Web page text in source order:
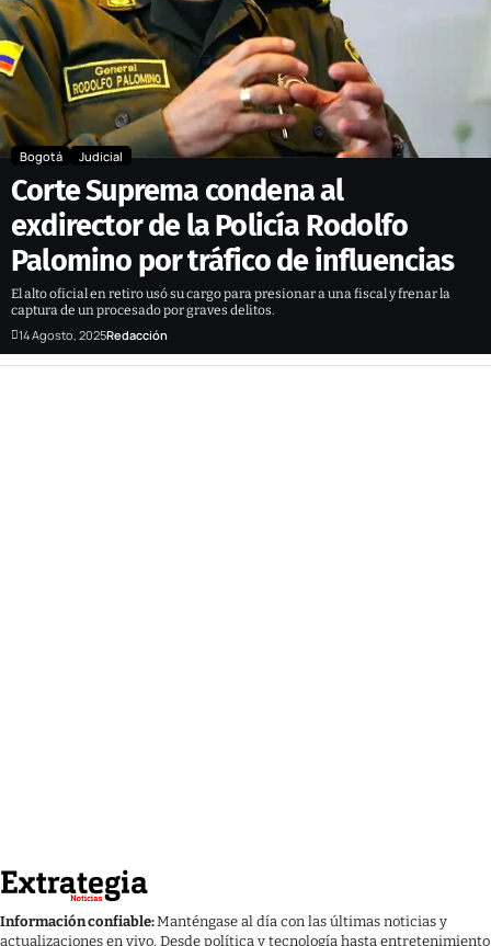
Bogotá Judicial
Corte Suprema condena al
exdirector de la Policía Rodolfo
Palomino por tráfico de influencias
El alto oficial en retiro usó su cargo para presionar a una fiscal y frenar la
captura de un procesado por graves delitos.
14 Agosto, 2025Redacción
Información confiable:Manténgase al día con las últimas noticias y
actualizaciones en vivo. Desde política y tecnología hasta entretenimiento